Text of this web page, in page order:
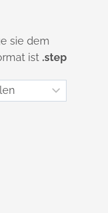
sie dem
ist .step